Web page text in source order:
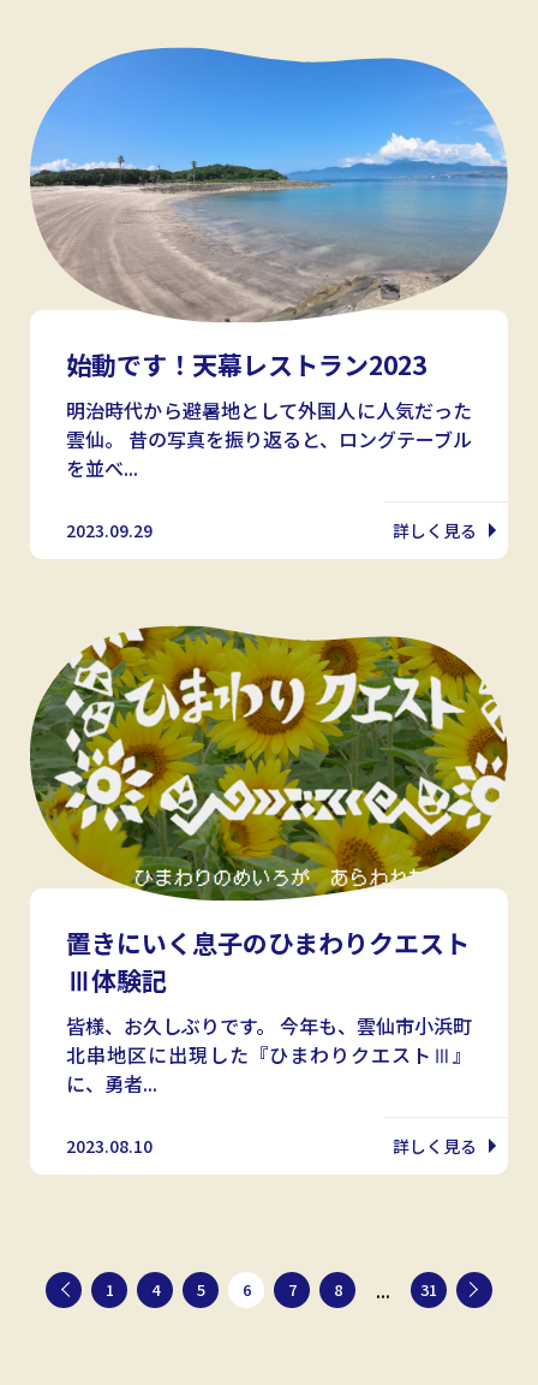
始動です！天幕レストラン2023
明治時代から避暑地として外国人に人気だった
雲仙。 昔の写真を振り返ると、ロングテーブル
を並べ...
2023.09.29 詳しく見る
置きにいく息子のひまわりクエスト
Ⅲ体験記
皆様、お久しぶりです。 今年も、雲仙市小浜町
北串地区に出現した『ひまわりクエストⅢ』
に、勇者...
2023.08.10 詳しく見る
1 4 5 6 7 8 ... 31